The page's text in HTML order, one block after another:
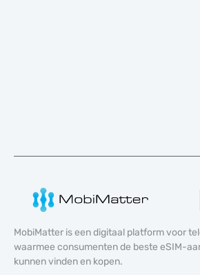
MobiMatter is een digitaal platform voor
waarmee consumenten de beste eSIM-
kunnen vinden en kopen.